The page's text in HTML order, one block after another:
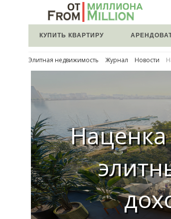
КУПИТЬ КВАРТИРУ
Элитная недвижимость Журнал Новости
Наценка